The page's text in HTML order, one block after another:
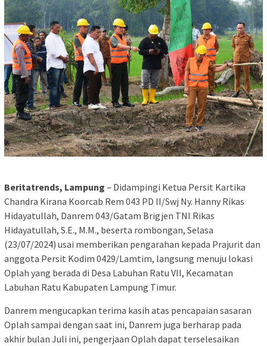
Beritatrends, Lampung – Didampingi Ketua Persit Kartika
Chandra Kirana Koorcab Rem 043 PD II/Swj Ny. Hanny Rikas
Hidayatullah, Danrem 043/Gatam Brigjen TNI Rikas
Hidayatullah, S.E., M.M., beserta rombongan, Selasa
(23/07/2024) usai memberikan pengarahan kepada Prajurit dan
anggota Persit Kodim 0429/Lamtim, langsung menuju lokasi
Oplah yang berada di Desa Labuhan Ratu VII, Kecamatan
Labuhan Ratu Kabupaten Lampung Timur.
Danrem mengucapkan terima kasih atas pencapaian sasaran
Oplah sampai dengan saat ini, Danrem juga berharap pada
akhir bulan Juli ini, pengerjaan Oplah dapat terselesaikan